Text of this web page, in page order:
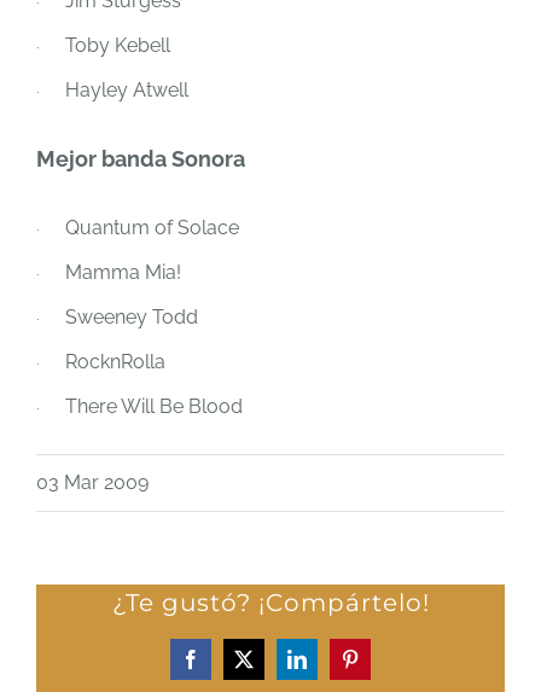
· Toby Kebell
· Hayley Atwell
Mejor banda Sonora
· Quantum of Solace
· Mamma Mia!
· Sweeney Todd
· RocknRolla
· There Will Be Blood
03 Mar 2009
¿Te gustó? ¡Compártelo!
Facebook
X LinkedInPinterest